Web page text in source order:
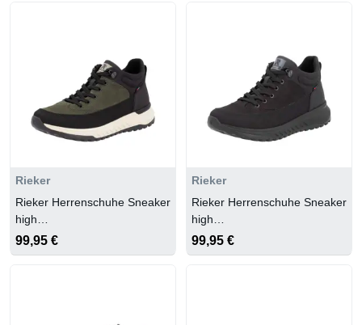
Rieker
Rieker Herrenschuhe Sneaker
high
black/moor/black/schwarz
99,95 €
Rieker
Rieker Herrenschuhe Sneaker
high
black/schwarz/black/schwarz
99,95 €